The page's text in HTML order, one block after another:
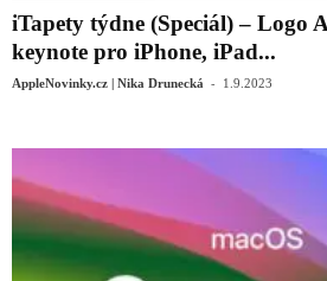
iTapety týdne (Speciál) – Logo
keynote pro iPhone, iPad...
AppleNovinky.cz | Nika Drunecká - 1.9.2023